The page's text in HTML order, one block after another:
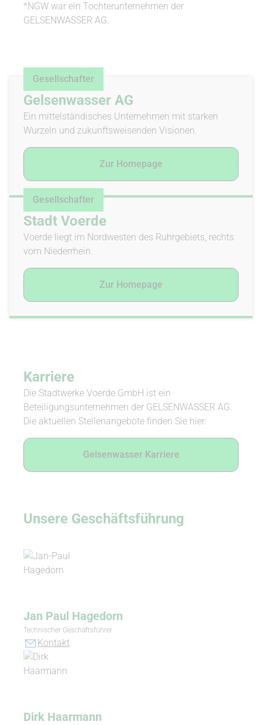
*NGW war ein Tochterunternehmen der
GELSENWASSER AG.
Gesellschafter
Gelsenwasser AG
Ein mit­tel­stän­disches Un­ter­nehmen mit starken
Wurzeln und zu­kunfts­wei­senden Vi­sionen.
Zur Homepage
Gesellschafter
Stadt Voerde
Voerde liegt im Nord­westen des Ruhr­gebiets, rechts
vom Nie­derrhein.
Zur Homepage
Karriere
Die Stadtwerke Voerde GmbH ist ein
Beteiligungsunternehmen der GELSENWASSER AG.
Die aktuellen Stellenangebote finden Sie hier:
Gelsenwasser Karriere
Unsere Ge­schäfts­führung
Jan Paul Hagedorn
Technischer Geschäftsführer
Kontakt
Dirk Haarmann